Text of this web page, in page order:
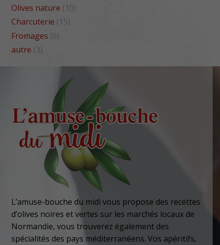
Olives nature (10)
Charcuterie (15)
Fromages (6)
autre (3)
L’amuse-bouche du midi vous propose des recettes
d’olives noires et vertes sur les marchés locaux de
Normandie, vous trouverez également des
spécialités des pays méditerranéens. Vos apéritifs,